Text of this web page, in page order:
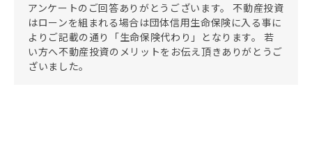
アンケートのご回答ありがとうございます。 不動産投資
はローンを組まれる場合は団体信用生命保険に入る事に
よりご記載の通り「生命保険代わり」となります。 若
い方へ不動産投資のメリットをお伝え頂きありがとうご
ざいました。